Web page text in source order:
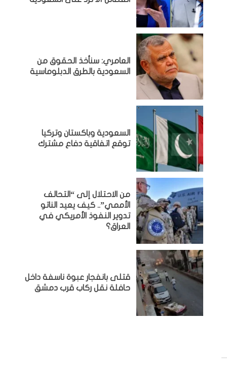
العامري: سنأخذ الحقوق من
السعودية بالطرق الدبلوماسية
السعودية وباكستان وتركيا
توقع اتفاقية دفاع مشترك
من الاحتلال إلى “التحالف
الأممي”.. كيف يعيد الناتو
تدوير النفوذ الأمريكي في
العراق؟
قتلى بانفجار عبوة ناسفة داخل
حافلة نقل ركاب قرب دمشق